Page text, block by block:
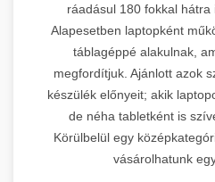
ráadásul 180 fokkal hátra
Alapesetben laptopként
táblagéppé alakulnak,
megfordítjuk. Ajánlott azok
készülék előnyeit; akik
de néha tabletként is
Körülbelül egy
vásárolhatunk